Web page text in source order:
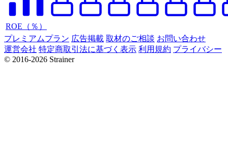
ROE（％）
プレミアムプラン 広告掲載 取材のご相談 お問い合わせ
運営会社 特定商取引法に基づく表示 利用規約 プライバシー
© 2016-2026 Strainer